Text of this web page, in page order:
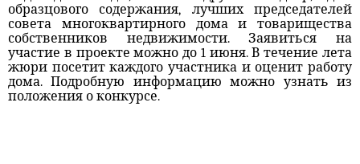
образцового содержания, лучших председателей
совета многоквартирного дома и товарищества
собственников недвижимости. Заявиться на
участие в проекте можно до 1 июня. В течение лета
жюри посетит каждого участника и оценит работу
дома. Подробную информацию можно узнать из
положения о конкурсе.